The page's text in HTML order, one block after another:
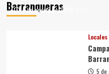
Barranqueras
6 de agosto de 2026
Locales
5 de